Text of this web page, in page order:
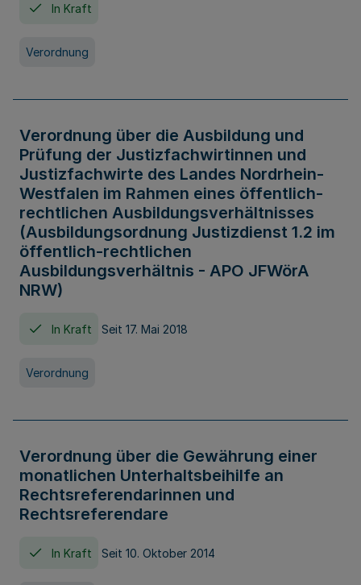
In Kraft
Verordnung
Verordnung über die Ausbildung und
Prüfung der Justizfachwirtinnen und
Justizfachwirte des Landes Nordrhein-
Westfalen im Rahmen eines öffentlich-
rechtlichen Ausbildungsverhältnisses
(Ausbildungsordnung Justizdienst 1.2 im
öffentlich-rechtlichen
Ausbildungsverhältnis - APO JFWörA
NRW)
In Kraft Seit 17. Mai 2018
Verordnung
Verordnung über die Gewährung einer
monatlichen Unterhaltsbeihilfe an
Rechtsreferendarinnen und
Rechtsreferendare
In Kraft Seit 10. Oktober 2014